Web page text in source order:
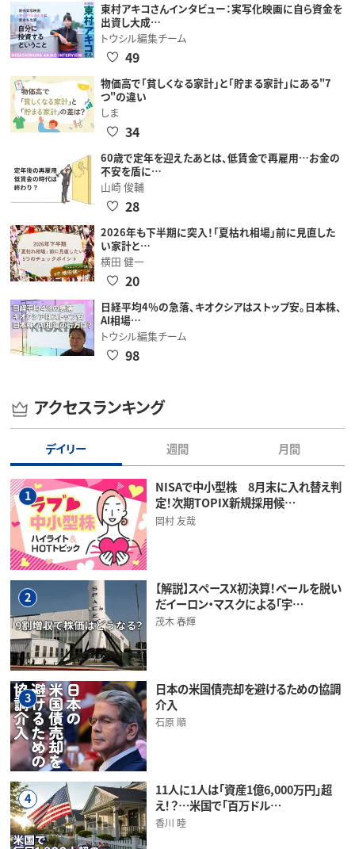
東村アキコさんインタビュー：実写化映画に自ら資金を
出資し大成…
トウシル編集チーム
49
物価高で「貧しくなる家計」と「貯まる家計」にある"7
つ"の違い
しま
34
60歳で定年を迎えたあとは、低賃金で再雇用…お金の
不安を盾に…
山崎 俊輔
28
2026年も下半期に突入！「夏枯れ相場」前に見直した
い家計と…
横田 健一
20
日経平均4％の急落、キオクシアはストップ安。日本株、
AI相場…
トウシル編集チーム
98
アクセスランキング
デイリー 週間 月間
1
NISAで中小型株 8月末に入れ替え判
定！次期TOPIX新規採用候…
岡村 友哉
2
【解説】スペースX初決算！ベールを脱い
だイーロン・マスクによる「宇…
茂木 春輝
3
日本の米国債売却を避けるための協調
介入
石原 順
4
11人に1人は「資産1億6,000万円」超
え！？…米国で「百万ドル…
香川 睦